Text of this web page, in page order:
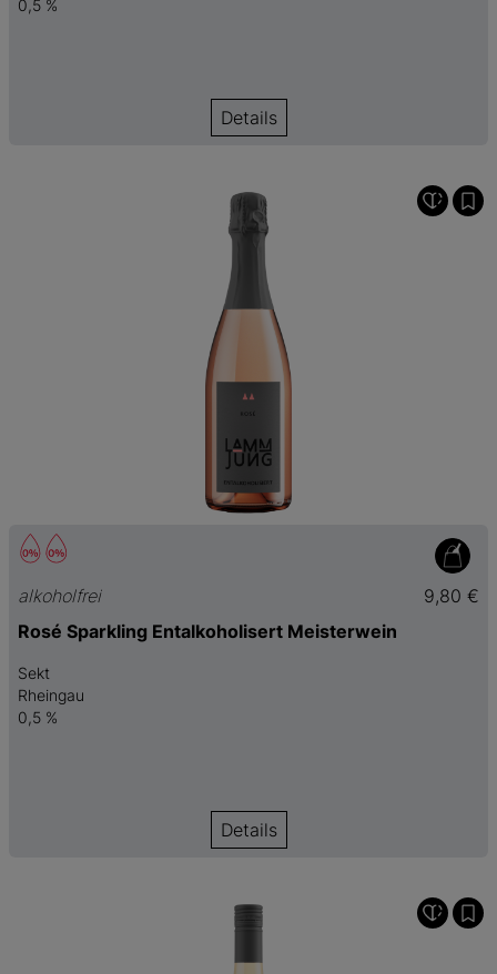
0,5 %
Details
alkoholfrei
9,80 €
Rosé Sparkling Entalkoholisert Meisterwein
Sekt
Rheingau
0,5 %
Details